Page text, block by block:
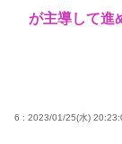
が主導して進
6 : 2023/01/25(水)